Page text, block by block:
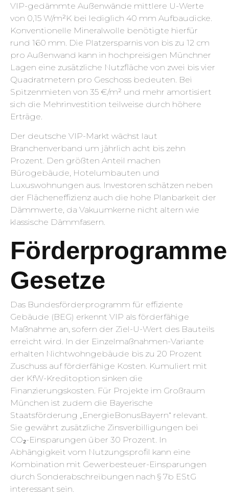
VIP-gedämmte Außenwände mittlere U-Werte
von 0,15 W/m²K bei lediglich 40 mm Aufbaudicke.
Konventionelle Mineralwolle benötigte hierfür
rund 160 mm. Die Platzersparnis von bis zu 12 cm
pro Außenwand kann in hochpreisigen Münchner
Lagen eine zusätzliche Nutzfläche von zwei bis vier
Quadratmetern pro Geschoss bedeuten. Bei
Spitzenmieten von 35 €/m² und mehr amortisiert
sich die Mehrinvestition teilweise durch höhere
Erträge.
Der deutsche VIP-Markt wächst laut
Branchenverband um jährlich acht bis zehn
Prozent. Den größten Anteil machen
Bürogebäude, Hotelumbauten und
Luxuswohnungen aus. Investoren schätzen neben
der Flächeneffizienz auch die hohe Planbarkeit der
Dämmwerte, da Vakuumkerne nicht altern wie
klassische Dämmfasern.
Gesetze
Das Bundesförderprogramm für effiziente
Gebäude (BEG) erkennt VIP als förderfähige
Maßnahme an, sofern der Ziel-U-Wert des Bauteils
erreicht wird. In der Einzelmaßnahmen-Variante
erhalten Nichtwohngebäude bis zu 20 Prozent
Zuschuss auf förderfähige Kosten. Kumuliert mit
der KfW-Kreditoption sinken die
Finanzierungskosten. Für Projekte im Großraum
München ist zudem die Bayerische
Staatsförderung „EnergieBonusBayern“ relevant.
Sie gewährt zusätzliche Zinsverbilligungen bei
CO₂-Einsparungen über 30 Prozent. In
Abhängigkeit vom Nutzungsprofil kann eine
Kombination mit Gewerbesteuer-Einsparungen
durch Sonderabschreibungen nach § 7b EStG
interessant sein.